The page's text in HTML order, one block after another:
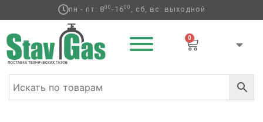
пн - пт: 800-1600 , сб, вс: выходной
0